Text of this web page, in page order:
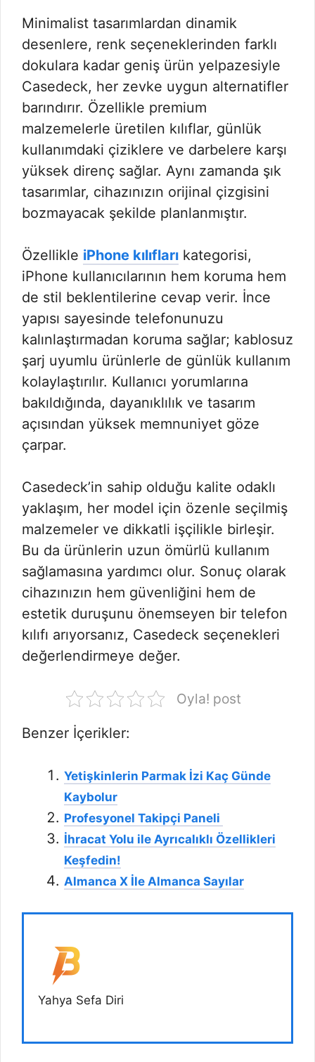
Minimalist tasarımlardan dinamik
desenlere, renk seçeneklerinden farklı
dokulara kadar geniş ürün yelpazesiyle
Casedeck, her zevke uygun alternatifler
barındırır. Özellikle premium
malzemelerle üretilen kılıflar, günlük
kullanımdaki çiziklere ve darbelere karşı
yüksek direnç sağlar. Aynı zamanda şık
tasarımlar, cihazınızın orijinal çizgisini
bozmayacak şekilde planlanmıştır.
Özellikle iPhone kılıfları kategorisi,
iPhone kullanıcılarının hem koruma hem
de stil beklentilerine cevap verir. İnce
yapısı sayesinde telefonunuzu
kalınlaştırmadan koruma sağlar; kablosuz
şarj uyumlu ürünlerle de günlük kullanım
kolaylaştırılır. Kullanıcı yorumlarına
bakıldığında, dayanıklılık ve tasarım
açısından yüksek memnuniyet göze
çarpar.
Casedeck’in sahip olduğu kalite odaklı
yaklaşım, her model için özenle seçilmiş
malzemeler ve dikkatli işçilikle birleşir.
Bu da ürünlerin uzun ömürlü kullanım
sağlamasına yardımcı olur. Sonuç olarak
cihazınızın hem güvenliğini hem de
estetik duruşunu önemseyen bir telefon
kılıfı arıyorsanız, Casedeck seçenekleri
değerlendirmeye değer.
Oyla! post
Benzer İçerikler:
Yetişkinlerin Parmak İzi Kaç Günde
Kaybolur
Profesyonel Takipçi Paneli
İhracat Yolu ile Ayrıcalıklı Özellikleri
Keşfedin!
Almanca X İle Almanca Sayılar
Yahya Sefa Diri